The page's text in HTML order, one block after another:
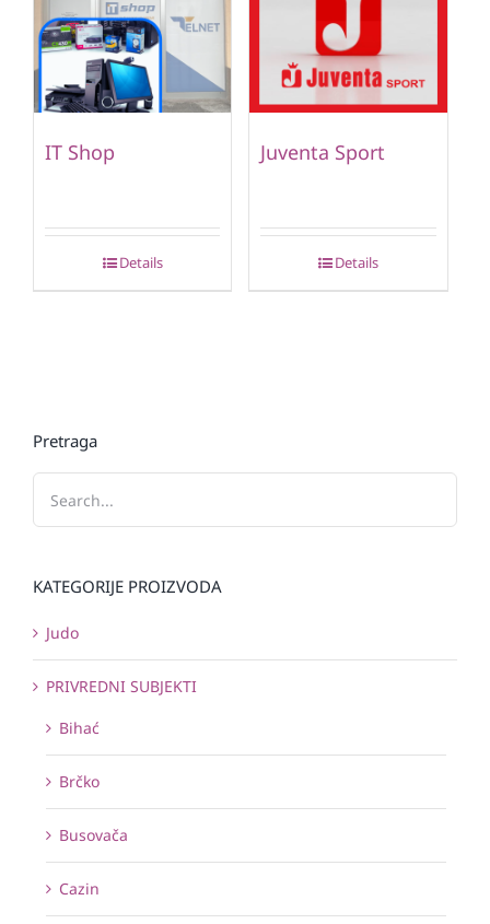
IT Shop
Details
Juventa Sport
Details
Pretraga
KATEGORIJE PROIZVODA
Judo
PRIVREDNI SUBJEKTI
Bihać
Brčko
Busovača
Cazin